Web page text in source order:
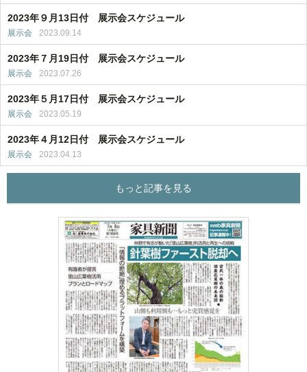
2023年９月13日付 展示会スケジュール
展示会 2023.09.14
2023年７月19日付 展示会スケジュール
展示会 2023.07.26
2023年５月17日付 展示会スケジュール
展示会 2023.05.19
2023年４月12日付 展示会スケジュール
展示会 2023.04.13
もっと記事を見る